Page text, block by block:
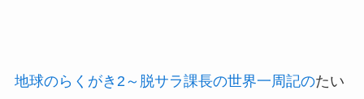
地球のらくがき2～脱サラ課長の世界一周記のたい